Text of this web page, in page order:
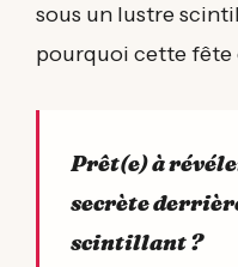
sous un lustre
pourquoi cette fête
Prêt(e) à
secrète
scintillant ?